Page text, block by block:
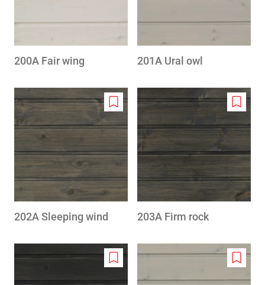
200A Fair wing 201A Ural owl
Add
to
wishlist
202A Sleeping wind
Add
to
203A Firm rock
Add
to
Add
to